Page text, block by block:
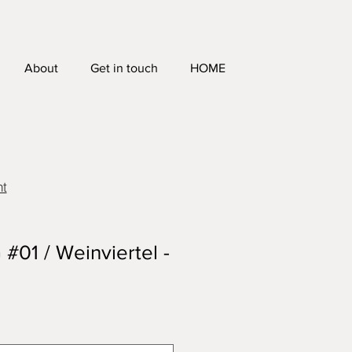
About Get in touch HOME
#01 / Weinviertel -